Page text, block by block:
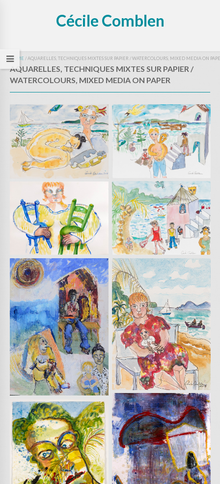
Cécile Comblen
HOME /AQUARELLES, TECHNIQUES MIXTES SUR PAPIER / WATERCOLOURS, MIXED MEDIA ON
AQUARELLES, TECHNIQUES MIXTES SUR PAPIER /
WATERCOLOURS, MIXED MEDIA ON PAPER